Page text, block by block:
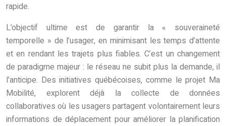
rapide.
L’objectif ultime est de garantir la « souveraineté
temporelle » de l’usager, en minimisant les temps d’attente
et en rendant les trajets plus fiables. C’est un changement
de paradigme majeur : le réseau ne subit plus la demande, il
l’anticipe. Des initiatives québécoises, comme le projet Ma
Mobilité, explorent déjà la collecte de données
collaboratives où les usagers partagent volontairement leurs
informations de déplacement pour améliorer la planification